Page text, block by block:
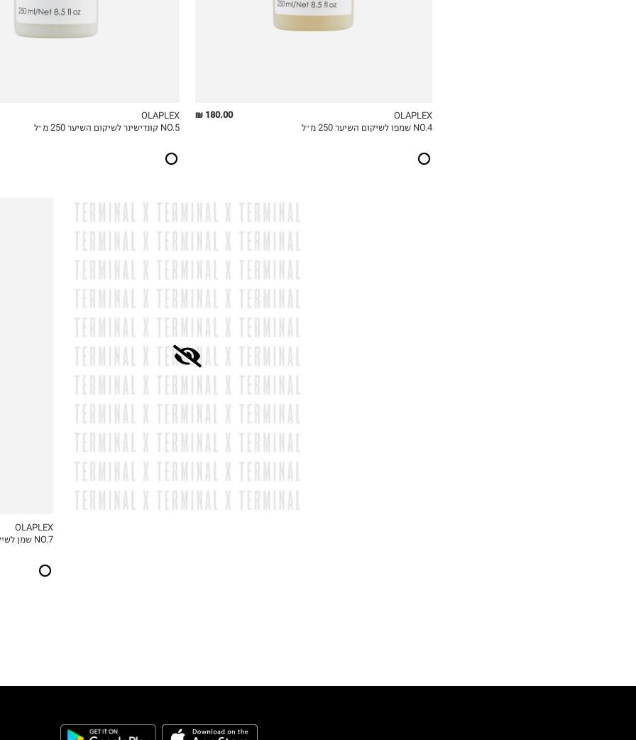
MY LIST
180.00 ₪
OLAPLEX
NO.4 שמפו לשיקום השיער 250 מ״ל
MY LIST
OLAPLEX
NO.5 קונדישינר לשיקום השיער 250 מ״ל
OLAPLEX
NO.7 שמן לשיקום השיער 30 מ״ל